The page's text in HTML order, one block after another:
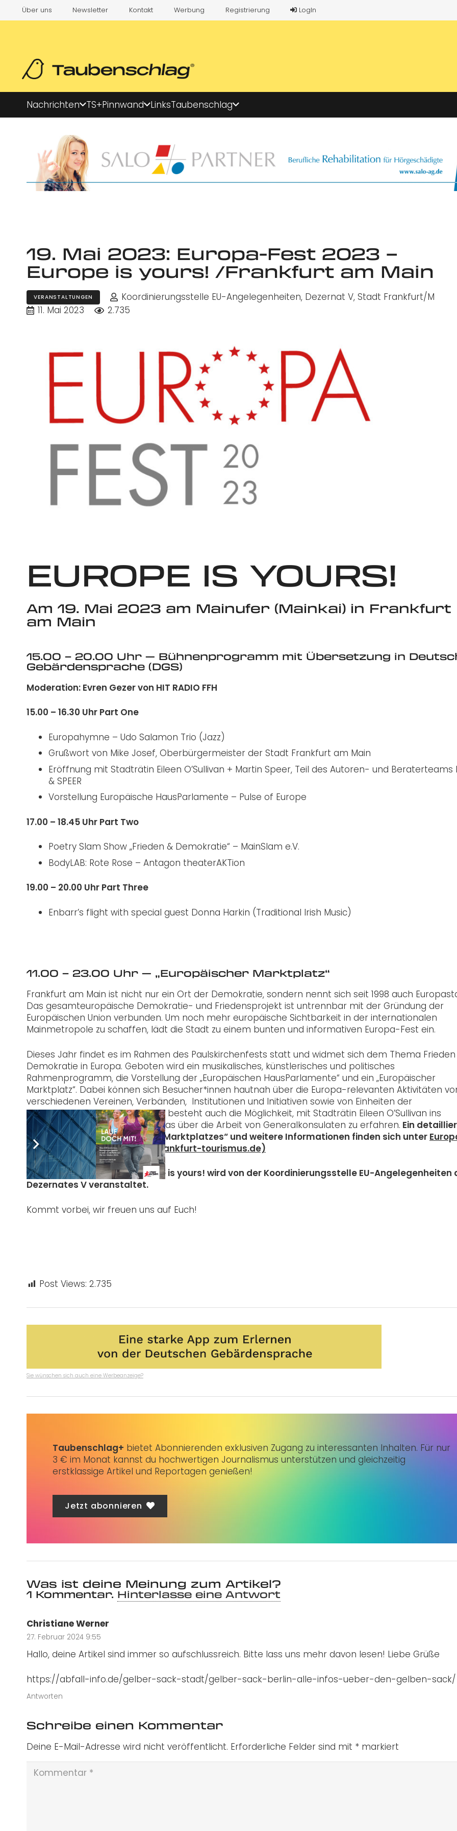
Über uns Newsletter Kontakt Werbung Registrierung LogIn
Nachrichten TS+Pinnwand LinksTaubenschlag
19. Mai 2023: Europa-Fest 2023 –
Europe is yours! /Frankfurt am Main
VERANSTALTUNGEN
Koordinierungsstelle EU-Angelegenheiten, Dezernat V, Stadt Frankfurt/M
11. Mai 2023
2.735
EUROPE IS YOURS!
Am 19. Mai 2023 am Mainufer (Mainkai) in Frankfurt
am Main
15.00 – 20.00 Uhr — Bühnenprogramm mit Übersetzung in
Gebärdensprache (DGS)
Moderation: Evren Gezer von HIT RADIO FFH
15.00 – 16.30 Uhr Part One
Europahymne – Udo Salamon Trio (Jazz)
Grußwort von Mike Josef, Oberbürgermeister der Stadt Frankfurt am Main
Eröffnung mit Stadträtin Eileen O’Sullivan + Martin Speer, Teil des Autoren- und Beraterteams
& SPEER
Vorstellung Europäische HausParlamente – Pulse of Europe
17.00 – 18.45 Uhr Part Two
Poetry Slam Show „Frieden & Demokratie“ – MainSlam e.V.
BodyLAB: Rote Rose – Antagon theaterAKTion
19.00 – 20.00 Uhr Part Three
Enbarr’s flight with special guest Donna Harkin (Traditional Irish Music)
11.00 – 23.00 Uhr — „Europäischer Marktplatz“
Frankfurt am Main ist nicht nur ein Ort der Demokratie, sondern nennt sich seit 1998 auch
Das gesamteuropäische Demokratie- und Friedensprojekt ist untrennbar mit der Gründung der
Europäischen Union verbunden. Um noch mehr europäische Sichtbarkeit in der internationalen
Mainmetropole zu schaffen, lädt die Stadt zu einem bunten und informativen Europa-Fest ein.
Dieses Jahr findet es im Rahmen des Paulskirchenfests statt und widmet sich dem Thema
Demokratie in Europa. Geboten wird ein musikalisches, künstlerisches und politisches
Rahmenprogramm, die Vorstellung der „Europäischen HausParlamente“ und ein „Europäischer
Marktplatz“. Dabei können sich Besucher*innen hautnah über die Europa-relevanten Aktivitäten
verschiedenen Vereinen, Verbänden, Institutionen und Initiativen sowie von Einheiten der
Stadtverwaltung informieren. Es besteht auch die Möglichkeit, mit Stadträtin Eileen O’Sullivan ins
Gespräch zu kommen oder etwas über die Arbeit von Generalkonsulaten zu erfahren. Ein
Programm des „Europäischen Marktplatzes“ und weitere Informationen finden sich unter
Fest 2023 – Europe is yours! (frankfurt-tourismus.de)
Das Europa-Fest 2023 – Europe is yours! wird von der Koordinierungsstelle EU-Angelegenheiten
Dezernates V veranstaltet.
Kommt vorbei, wir freuen uns auf Euch!
Post Views: 2.735
Sie wünschen sich auch eine Werbeanzeige?
Taubenschlag+ bietet Abonnierenden exklusiven Zugang zu interessanten Inhalten. Für nur
3 € im Monat kannst du hochwertigen Journalismus unterstützen und gleichzeitig
erstklassige Artikel und Reportagen genießen!
Jetzt abonnieren
Was ist deine Meinung zum Artikel?
1 Kommentar. Hinterlasse eine Antwort
Christiane Werner
27. Februar 2024 9:55
Hallo, deine Artikel sind immer so aufschlussreich. Bitte lass uns mehr davon lesen! Liebe Grüße
https://abfall-info.de/gelber-sack-stadt/gelber-sack-berlin-alle-infos-ueber-den-gelben-sack/
Antworten
Schreibe einen Kommentar
Deine E-Mail-Adresse wird nicht veröffentlicht. Erforderliche Felder sind mit * markiert